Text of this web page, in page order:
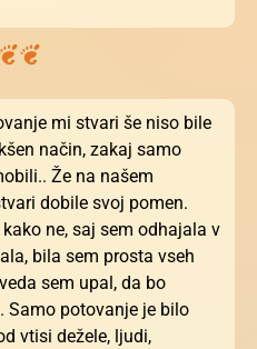
mi stvari še niso bile
način, zakaj samo
Že na našem
dobile svoj pomen.
ne, saj sem odhajala v
bila sem prosta vseh
sem upal, da bo
Samo potovanje je bilo
vtisi dežele, ljudi,